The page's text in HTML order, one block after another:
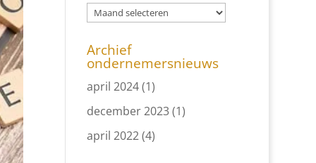
Archief
ondernemersnieuws
april 2024(1)
december 2023(1)
april 2022(4)